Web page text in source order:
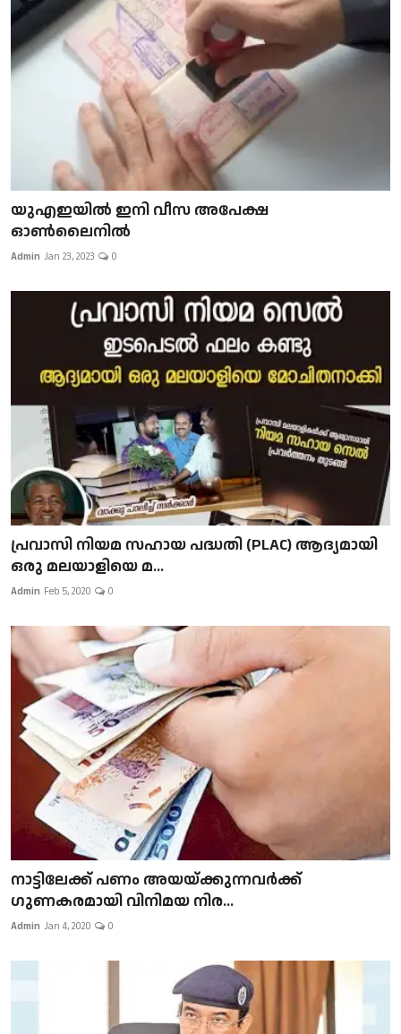
യുഎഇയിൽ ഇനി വീസ അപേക്ഷ
ഓൺലൈനിൽ
Admin Jan 23, 2023 0
പ്രവാസി നിയമ സഹായ പദ്ധതി (PLAC) ആദ്യമായി
ഒരു മലയാളിയെ മ...
Admin Feb 5, 2020 0
നാട്ടിലേക്ക് പണം അയയ്ക്കുന്നവർക്ക്
ഗുണകരമായി വിനിമയ നിര...
Admin Jan 4, 2020 0